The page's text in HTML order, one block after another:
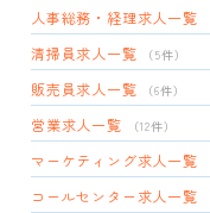
人事総務・経理求人一覧
清掃員求人一覧 （5件）
販売員求人一覧 （6件）
営業求人一覧 （12件）
マーケティング求人一覧
コールセンター求人一覧